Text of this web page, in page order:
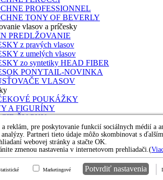
PROFESSIONNEL
TONY OF BEVERLY
vlasov a príčesky
PREDLŽOVANIE
z pravých vlasov
z umelých vlasov
zo syntetiky HEAD FIBER
PONYTAIL-NOVINKA
VLASOV
POUKÁŽKY
A FIGURÍNY
ČIAPKY
NA OŠETROVANIE
ŠATKY ČIAPKY
a oznamy
a reklám, pre poskytovanie funkcií sociálnych médií
analýzy. Partneri tieto údaje môžo skombinovat s
webovej stránky a stačte OK.
zmenou nastavenia v internetovom prehliadači.(
Marketingové Potvrdiť nastavenia